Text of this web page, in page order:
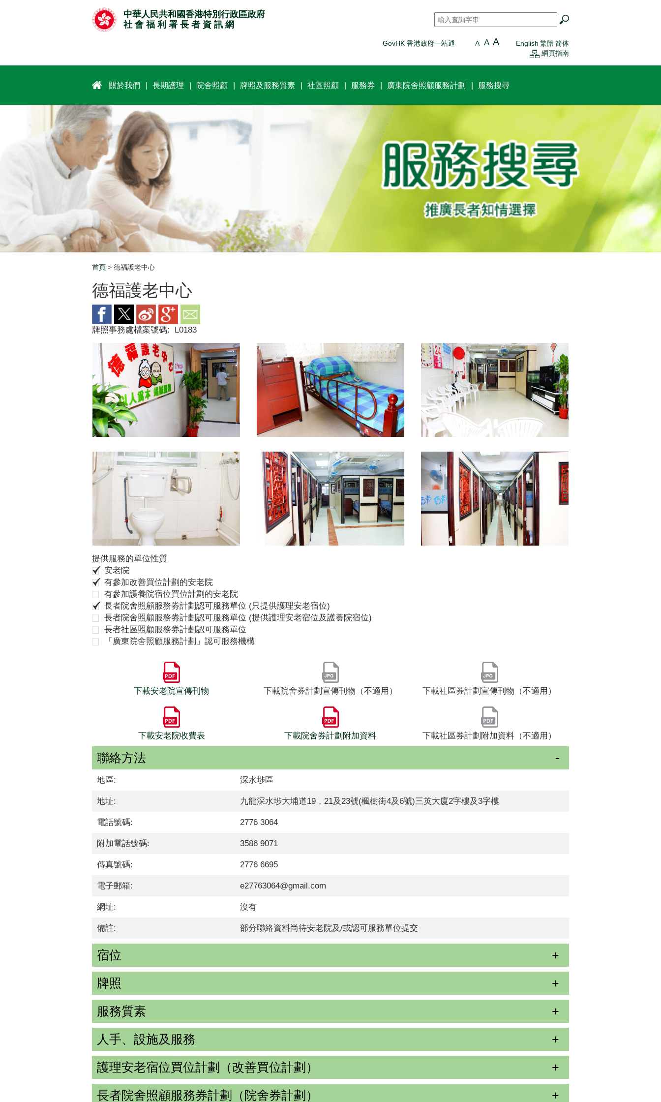
中華人民共和國香港特別行政區政府
社 會 福 利 署 長 者 資 訊 網
搜尋 *
GovHK 香港政府一站通 A A A English 繁體 简体
網頁指南
關於我們 長期護理 院舍照顧 牌照及服務質素 社區照顧 服務券 廣東院舍照顧服務計劃 服務搜尋
Breadcrumb
首頁 > 德福護老中心
德福護老中心
牌照事務處檔案號碼: L0183
提供服務的單位性質
安老院
有參加改善買位計劃的安老院
有參加護養院宿位買位計劃的安老院
長者院舍照顧服務劵計劃認可服務單位 (只提供護理安老宿位)
長者院舍照顧服務劵計劃認可服務單位 (提供護理安老宿位及護養院宿位)
長者社區照顧服務券計劃認可服務單位
「廣東院舍照顧服務計劃」認可服務機構
下載安老院宣傳刊物 下載院舍券計劃宣傳刊物（不適用） 下載社區券計劃宣傳刊物（不適用）
下載安老院收費表 下載院舍券計劃附加資料 下載社區券計劃附加資料（不適用）
聯絡方法
地區: 深水埗區
地址: 九龍深水埗大埔道19，21及23號(楓樹街4及6號)三英大廈2字樓及3字樓
電話號碼: 2776 3064
附加電話號碼: 3586 9071
傳真號碼: 2776 6695
電子郵箱: e27763064@gmail.com
網址: 沒有
備註: 部分聯絡資料尚待安老院及/或認可服務單位提交
宿位
牌照
服務質素
人手、設施及服務
護理安老宿位買位計劃（改善買位計劃）
長者院舍照顧服務券計劃（院舍券計劃）